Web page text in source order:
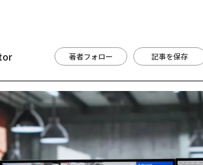
著者フォロー 記事を保存